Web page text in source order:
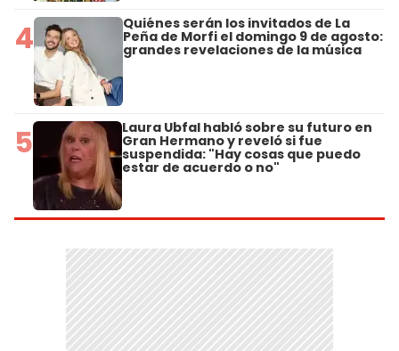
4 Quiénes serán los invitados de La
Peña de Morfi el domingo 9 de agosto:
grandes revelaciones de la música
5 Laura Ubfal habló sobre su futuro en
Gran Hermano y reveló si fue
suspendida: "Hay cosas que puedo
estar de acuerdo o no"